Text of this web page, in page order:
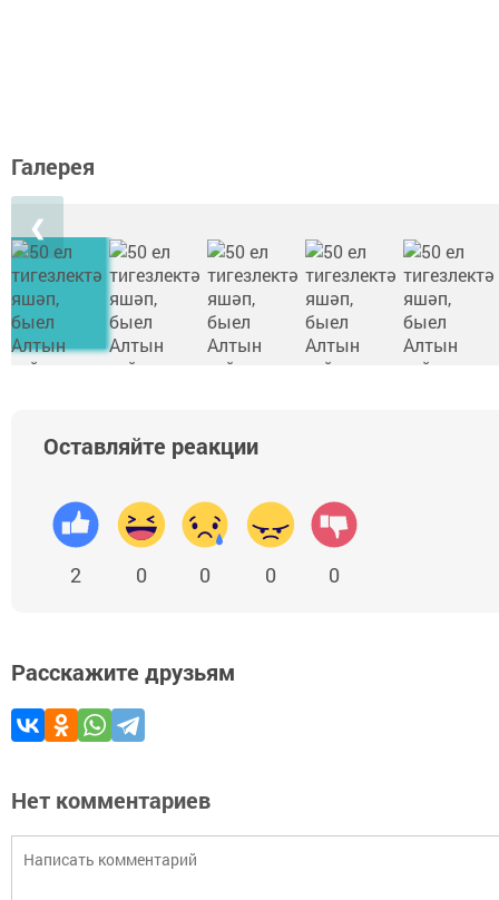
Галерея
❮
Оставляйте реакции
2 0 0 0 0
Расскажите друзьям
Нет комментариев